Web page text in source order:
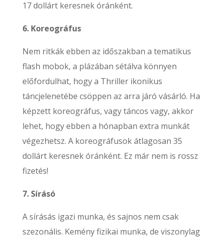
17 dollárt keresnek óránként.
6. Koreográfus
Nem ritkák ebben az időszakban a tematikus
flash mobok, a plázában sétálva könnyen
előfordulhat, hogy a Thriller ikonikus
táncjelenetébe csöppen az arra járó vásárló. Ha
képzett koreográfus, vagy táncos vagy, akkor
lehet, hogy ebben a hónapban extra munkát
végezhetsz. A koreográfusok átlagosan 35
dollárt keresnek óránként. Ez már nem is rossz
fizetés!
7. Sírásó
A sírásás igazi munka, és sajnos nem csak
szezonális. Kemény fizikai munka, de viszonylag